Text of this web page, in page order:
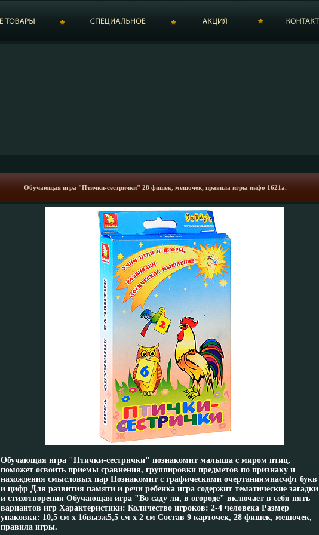
Обучающая игра "Птички-сестрички" 28 фишек, мешочек, правила игры инфо 1621a.
Обучающая игра "Птички-сестрички" познакомит малыша с миром птиц,
поможет освоить приемы сравнения, группировки предметов по признаку и
нахождения смысловых пар Познакомит с графическими очертаниямиасчфт букв
и цифр Для развития памяти и речи ребенка игра содержит тематические загадки
и стихотворения Обучающая игра "Во саду ли, в огороде" включает в себя пять
вариантов игр Характеристики: Количество игроков: 2-4 человека Размер
упаковки: 10,5 см х 1бвызж5,5 см х 2 см Состав 9 карточек, 28 фишек, мешочек,
правила игры.